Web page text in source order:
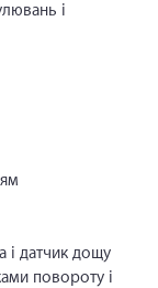
і
і датчик дощу
повороту і